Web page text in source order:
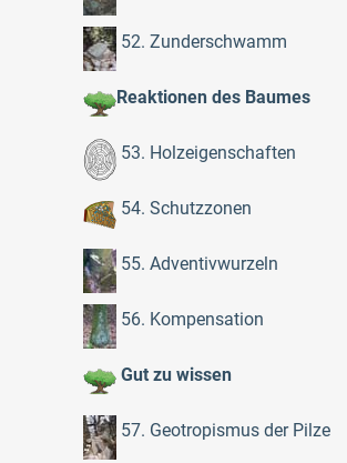
52. Zunderschwamm
Reaktionen des Baumes
53. Holzeigenschaften
54. Schutzzonen
55. Adventivwurzeln
56. Kompensation
Gut zu wissen
57. Geotropismus der Pilze